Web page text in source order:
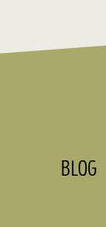
BLOG